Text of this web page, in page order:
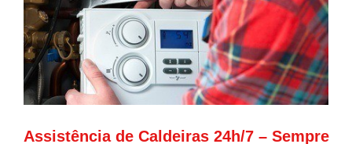
Assistência de Caldeiras 24h/7 – Sempre